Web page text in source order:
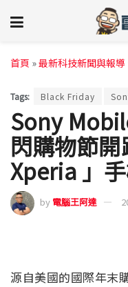
首頁 »最新科技新聞與報導
Tags: Black Friday
Sony
閃購物節
Xperia 」
by 電腦王阿達
源自美國的國際年末